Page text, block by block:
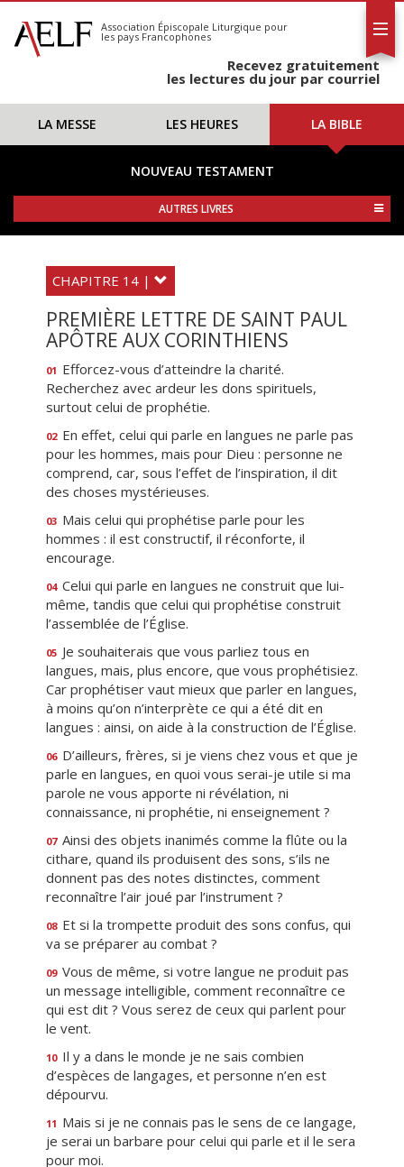
S'abonner
Calendrier
Association Épiscopale Liturgique pour
les pays Francophones
Recevez gratuitement
les lectures du jour par courriel
LA MESSE LES HEURES LA BIBLE
NOUVEAU TESTAMENT
AUTRES LIVRES
CHAPITRE 14 |
PREMIÈRE LETTRE DE SAINT PAUL
APÔTRE AUX CORINTHIENS
01 Efforcez-vous d’atteindre la charité.
Recherchez avec ardeur les dons spirituels,
surtout celui de prophétie.
02 En effet, celui qui parle en langues ne parle pas
pour les hommes, mais pour Dieu : personne ne
comprend, car, sous l’effet de l’inspiration, il dit
des choses mystérieuses.
03 Mais celui qui prophétise parle pour les
hommes : il est constructif, il réconforte, il
encourage.
04 Celui qui parle en langues ne construit que lui-
même, tandis que celui qui prophétise construit
l’assemblée de l’Église.
05 Je souhaiterais que vous parliez tous en
langues, mais, plus encore, que vous prophétisiez.
Car prophétiser vaut mieux que parler en langues,
à moins qu’on n’interprète ce qui a été dit en
langues : ainsi, on aide à la construction de l’Église.
06 D’ailleurs, frères, si je viens chez vous et que je
parle en langues, en quoi vous serai-je utile si ma
parole ne vous apporte ni révélation, ni
connaissance, ni prophétie, ni enseignement ?
07 Ainsi des objets inanimés comme la flûte ou la
cithare, quand ils produisent des sons, s’ils ne
donnent pas des notes distinctes, comment
reconnaître l’air joué par l’instrument ?
08 Et si la trompette produit des sons confus, qui
va se préparer au combat ?
09 Vous de même, si votre langue ne produit pas
un message intelligible, comment reconnaître ce
qui est dit ? Vous serez de ceux qui parlent pour
le vent.
10 Il y a dans le monde je ne sais combien
d’espèces de langages, et personne n’en est
dépourvu.
11 Mais si je ne connais pas le sens de ce langage,
je serai un barbare pour celui qui parle et il le sera
pour moi.